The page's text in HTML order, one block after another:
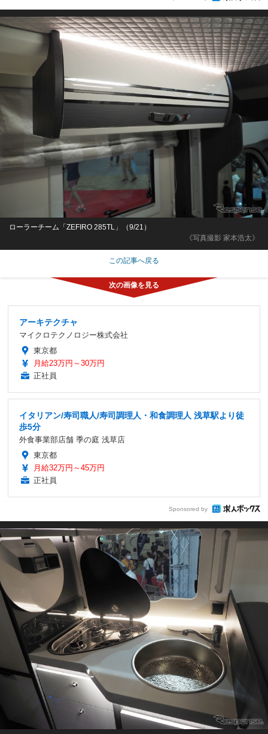
《写真撮影 家本浩太》
ローラーチーム「ZEFIRO 285TL」（9/21）
この記事へ戻る
アーキテクチャ
マイクロテクノロジー株式会社
東京都
月給23万円～30万円
正社員
イタリアン/寿司職人/寿司調理人・和食調理人 浅草駅より徒
歩5分
外食事業部店舗 季の庭 浅草店
東京都
月給32万円～45万円
正社員
Sponsored by